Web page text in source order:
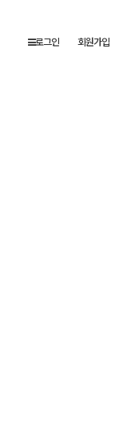
로그인 회원가입